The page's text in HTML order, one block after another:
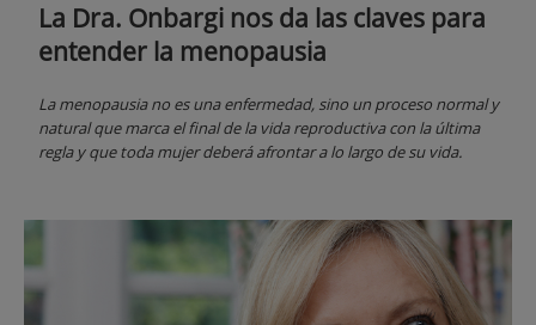
La Dra. Onbargi nos da las claves para
entender la menopausia
La menopausia no es una enfermedad, sino un proceso normal y
natural que marca el final de la vida reproductiva con la última
regla y que toda mujer deberá afrontar a lo largo de su vida.